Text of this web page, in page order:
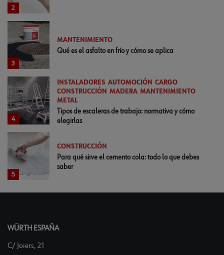
2
3
MANTENIMIENTO
Qué es el asfalto en frío y cómo se aplica
4
INSTALADORES AUTOMOCIÓN
CARGO
CONSTRUCCIÓN
MADERA MANTENIMIENTO
METAL
Tipos de escaleras de trabajo: normativa y cómo
elegirlas
5
CONSTRUCCIÓN
Para qué sirve el cemento cola: todo lo que debes
saber
WÜRTH ESPAÑA
C/ Joiers, 21